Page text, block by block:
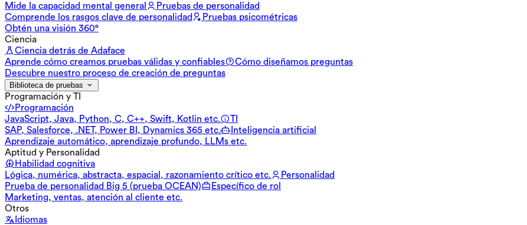
Mide la capacidad mental general
Pruebas de personalidad
Comprende los rasgos clave de personalidad
Pruebas psicométricas
Obtén una visión 360°
Ciencia
Ciencia detrás de Adaface
Aprende cómo creamos pruebas válidas y confiables
Cómo diseñamos preguntas
Descubre nuestro proceso de creación de preguntas
Biblioteca de pruebas
Programación y TI
Programación
JavaScript, Java, Python, C, C++, Swift, Kotlin etc.
TI
SAP, Salesforce, .NET, Power BI, Dynamics 365 etc.
Inteligencia artificial
Aprendizaje automático, aprendizaje profundo, LLMs etc.
Aptitud y Personalidad
Habilidad cognitiva
Lógica, numérica, abstracta, espacial, razonamiento crítico etc.
Personalidad
Prueba de personalidad Big 5 (prueba OCEAN)
Específico de rol
Marketing, ventas, atención al cliente etc.
Otros
Idiomas